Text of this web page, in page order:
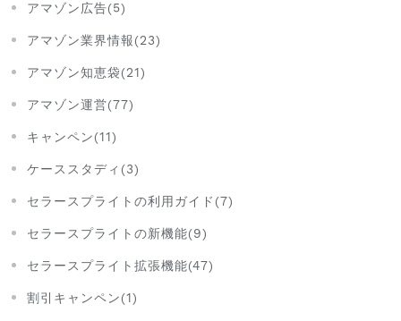
アマゾン広告(5)
アマゾン業界情報(23)
アマゾン知恵袋(21)
アマゾン運営(77)
キャンペン(11)
ケーススタディ(3)
セラースプライトの利用ガイド(7)
セラースプライトの新機能(9)
セラースプライト拡張機能(47)
割引キャンペン(1)